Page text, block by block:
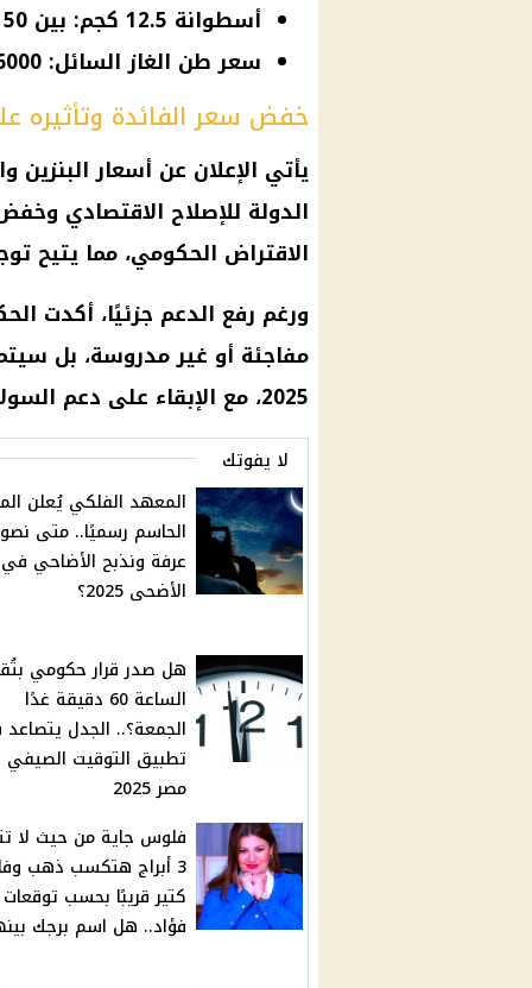
أسطوانة 12.5 كجم: بين 150 و200 جنيهًا
سعر طن الغاز السائل: 16000 جنيهًا
خفض سعر الفائدة وتأثيره
يأتي الإعلان عن أسعار
الدولة للإصلاح الاقتصادي
الاقتراض الحكومي، مما يتيح
ورغم رفع الدعم جزئيًا، أكدت
مفاجئة أو غير مدروسة، بل
2025، مع الإبقاء على
دعم
لا يفوتك
المعهد الفلكي يُعلن
الحاسم رسميًا.. متى
عرفة ونذبح الأضاحي
الأضحى 2025؟
هل صدر قرار حكومي
الساعة 60 دقيقة غدًا
الجمعة؟.. الجدل يتصاعد
تطبيق التوقيت
مصر 2025
فلوس جاية من حيث لا
3 أبراج هتكسب ذهب
كتير قريبًا بحسب توقعات
فؤاد.. هل اسم برجك